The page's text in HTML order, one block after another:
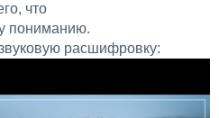
что
пониманию.
расшифровку: